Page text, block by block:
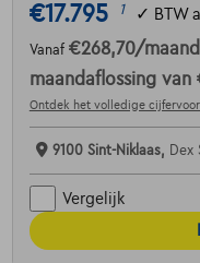
€17.795 1 ✓ BTW
Vanaf €268,70/maand
maandaflossing van
Ontdek het volledige
9100 Sint-Niklaas, Dex
Vergelijk